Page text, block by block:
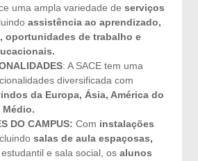
uma ampla variedade deserviços
assistência ao aprendizado,
oportunidades de trabalho e
: A SACE tem uma
diversificada com
da Europa, Ásia, América do
Médio.
DO CAMPUS: Com instalações
salas de aula espaçosas,
estudantil e sala social, osalunos